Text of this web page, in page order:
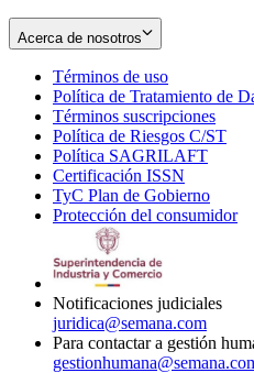
Acerca de nosotros
Términos de uso
in
new
window
Política de Tratamiento de
Términos suscripciones
in
Política de Riesgos C/ST
Política SAGRILAFT
new
Certificación ISSN
in
new
TyC Plan de Gobierno
in
Protección del consumidor
Notificaciones judiciales
juridica@semana.com
Para contactar a gestión